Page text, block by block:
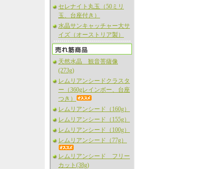
セレナイト丸玉（50ミリ
玉、台座付き）
水晶サンキャッチャー大サ
イズ（オーストリア製）
天然水晶 観音菩薩像
(273g)
レムリアンシードクラスタ
ー（360gレインボー、台座
つき）
レムリアンシード（160g）
レムリアンシード（155g）
レムリアンシード（100g）
レムリアンシード（77g）
レムリアンシード フリー
カット(38g)